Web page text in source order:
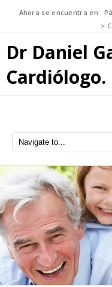
Ahora se encuentra en:
>
Dr Daniel
Cardiólogo.